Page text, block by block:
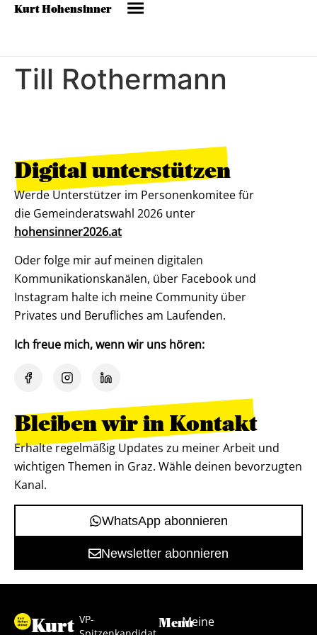
Kurt Hohensinner
Till Rothermann
Digital unterstützen
Werde Unterstützer im Personenkomitee für
die Gemeinderatswahl 2026 unter
hohensinner2026.at
Oder folge mir auf meinen digitalen
Kommunikationskanälen, über Facebook und
Instagram halte ich meine Community über
Privates und Berufliches am Laufenden.
Ich freue mich, wenn wir uns hören:
Bleiben wir in Kontakt
Erhalte regelmäßig Updates zu meiner Arbeit und
wichtigen Themen in Graz. Wähle deinen bevorzugten
Kanal.
WhatsApp abonnieren
Newsletter abonnieren
Kurt VP-
MenuMeine